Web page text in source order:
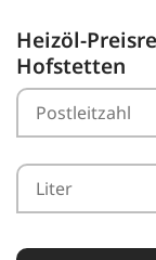
Heizöl-
Hofstetten